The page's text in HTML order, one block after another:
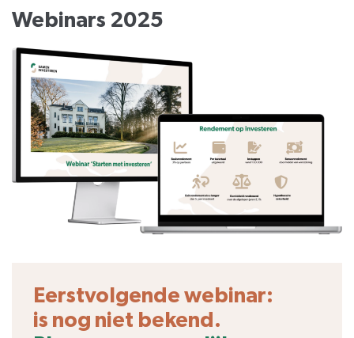
Webinars 2025
Eerstvolgende webinar:
is nog niet bekend.